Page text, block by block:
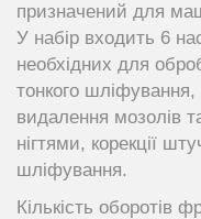
призначений для
У набір входить 6
необхідних для
тонкого
видалення мозолів
нігтями, корекції
шліфування.
Кількість оборотів